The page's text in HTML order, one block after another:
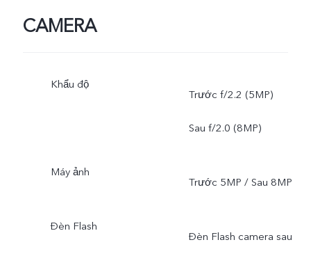
CAMERA
Khẩu độ
Trước f/2.2 (5MP)
Sau f/2.0 (8MP)
Máy ảnh
Trước 5MP / Sau 8MP
Đèn Flash
Đèn Flash camera sau